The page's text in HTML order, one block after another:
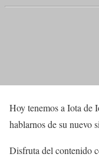
Hoy tenemos a Iota de
hablarnos de su nuevo
Disfruta del contenido